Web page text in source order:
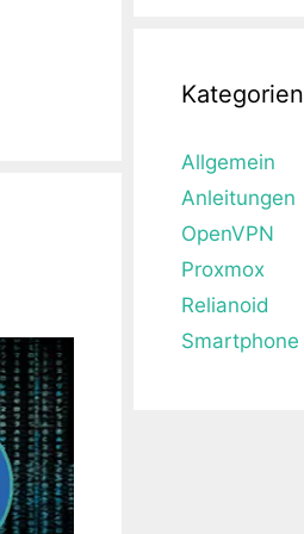
Kategorien
Allgemein
Anleitungen
OpenVPN
Proxmox
Relianoid
Smartphone